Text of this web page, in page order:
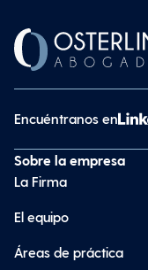
Encuéntranos en
Sobre la empresa
La Firma
El equipo
Áreas de práctica